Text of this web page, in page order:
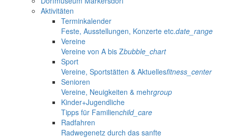
Aktivitäten
Terminkalender
Feste, Ausstellungen, Konzerte etc.date_range
Vereine
Vereine von A bis Zbubble_chart
Sport
Vereine, Sportstätten & Aktuellesfitness_center
Senioren
Vereine, Neuigkeiten & mehrgroup
Kinder+Jugendliche
Tipps für Familienchild_care
Radfahren
Radwegenetz durch das sanfte